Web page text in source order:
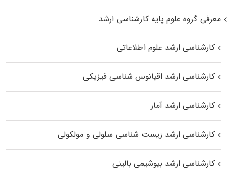
معرفی گروه علوم پایه کارشناسی ارشد
کارشناسی ارشد علوم اطلاعاتی
کارشناسی ارشد اقیانوس‌ شناسی فیزیکی
کارشناسی ارشد آمار
کارشناسی ارشد زیست شناسی سلولی و مولکولی
کارشناسی ارشد بیوشیمی بالینی